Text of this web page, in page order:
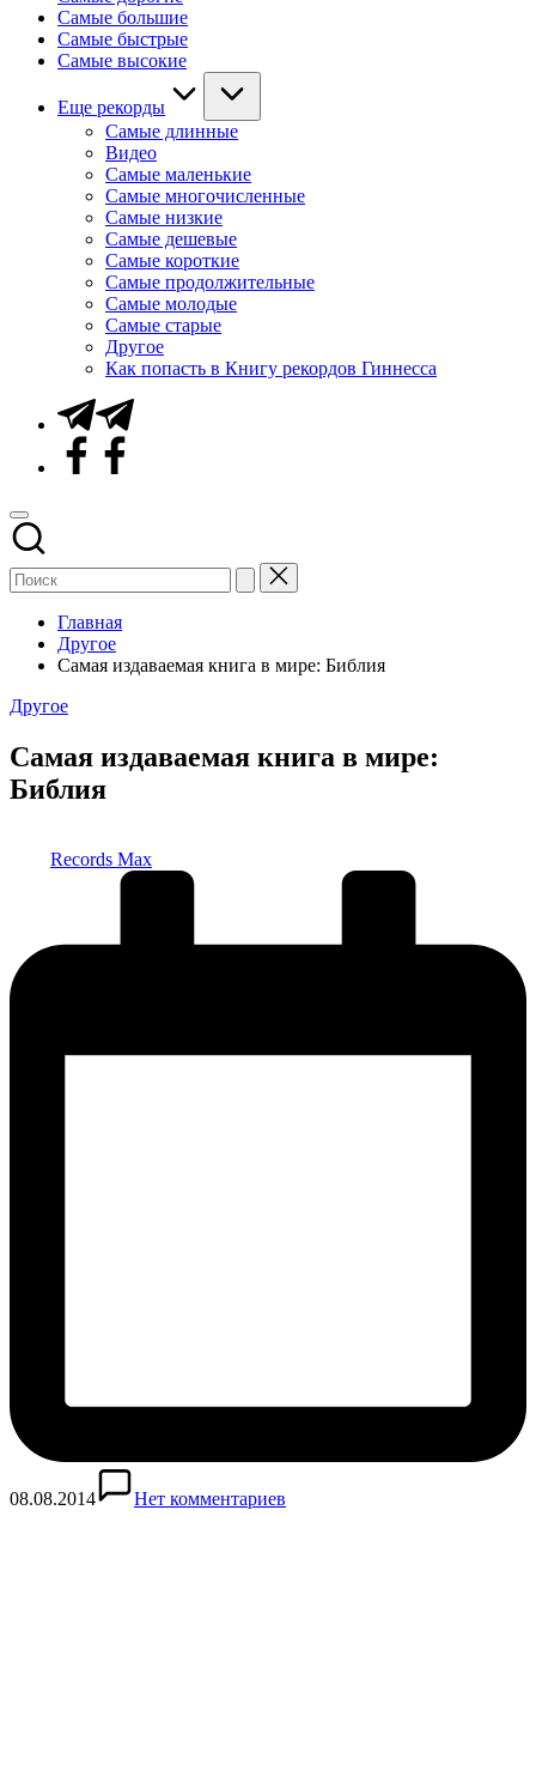
Самые большие
Самые быстрые
Самые высокие
Еще рекорды
Самые длинные
Видео
Самые маленькие
Самые многочисленные
Самые низкие
Самые дешевые
Самые короткие
Самые продолжительные
Самые молодые
Самые старые
Другое
Как попасть в Книгу рекордов Гиннесса
Telegram
Facebook
Главная
Другое
Самая издаваемая книга в мире: Библия
Опубликовано
Другое
Самая издаваемая книга в мире:
Библия
Records Max
08.08.2014 Нет комментариев